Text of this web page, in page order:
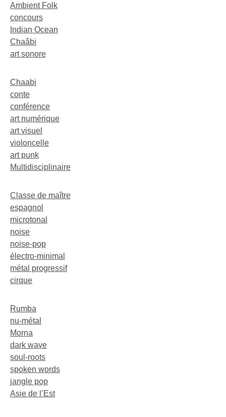
Ambient Folk
concours
Indian Ocean
Chaâbi
art sonore
Chaabi
conte
conférence
art numérique
art visuel
violoncelle
art punk
Multidisciplinaire
Classe de maître
espagnol
microtonal
noise
noise-pop
électro-minimal
métal progressif
cirque
Rumba
nu-métal
Morna
dark wave
soul-roots
spoken words
jangle pop
Asie de l’Est